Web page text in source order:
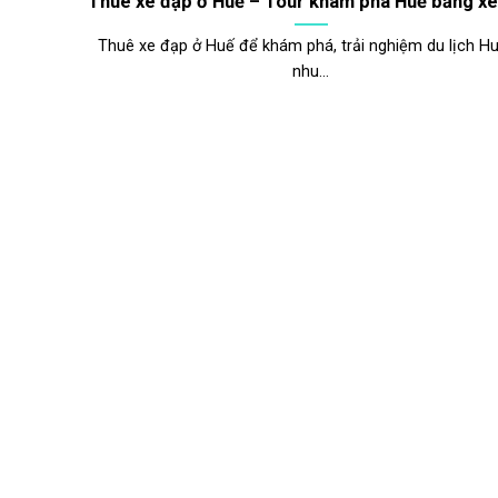
Thuê xe đạp ở Huế để khám phá, trải nghiệm du lịch
nhu...